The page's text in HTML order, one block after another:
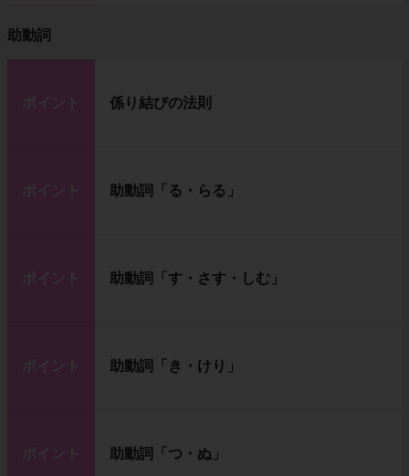
助動詞
ポイント 係り結びの法則
ポイント 助動詞「る・らる」
ポイント 助動詞「す・さす・しむ」
ポイント 助動詞「き・けり」
ポイント 助動詞「つ・ぬ」